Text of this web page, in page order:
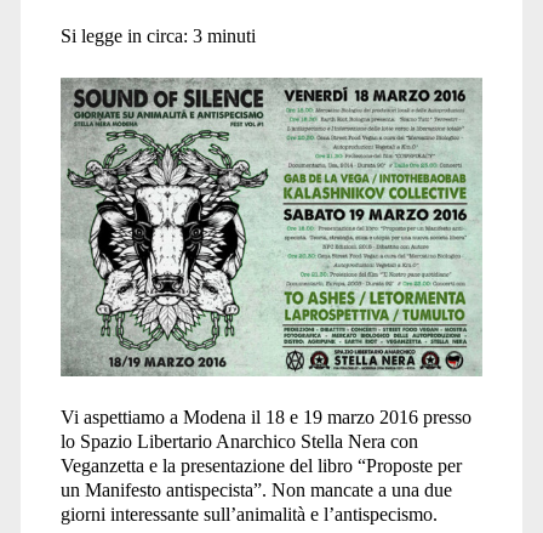
su
Animalità
Antispecismo</span>
Si legge in circa: 3 minuti
Vi aspettiamo a Modena il 18 e 19 marzo 2016 presso
lo Spazio Libertario Anarchico Stella Nera con
Veganzetta e la presentazione del libro “Proposte per
un Manifesto antispecista”. Non mancate a una due
giorni interessante sull’animalità e l’antispecismo.